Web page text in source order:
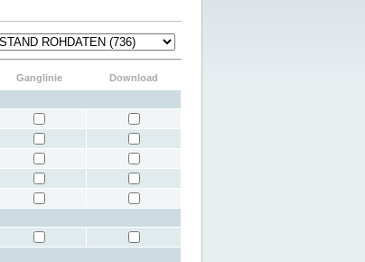
Ganglinie
Download